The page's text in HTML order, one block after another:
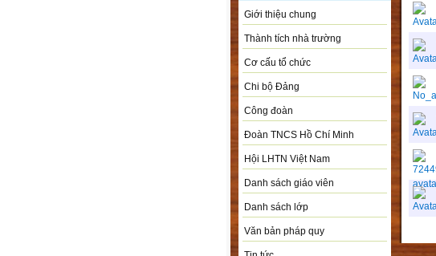
Giới thiệu chung
Thành tích nhà trường
Cơ cấu tổ chức
Chi bộ Đảng
Công đoàn
Đoàn TNCS Hồ Chí Minh
Hội LHTN Việt Nam
Danh sách giáo viên
Danh sách lớp
Văn bản pháp quy